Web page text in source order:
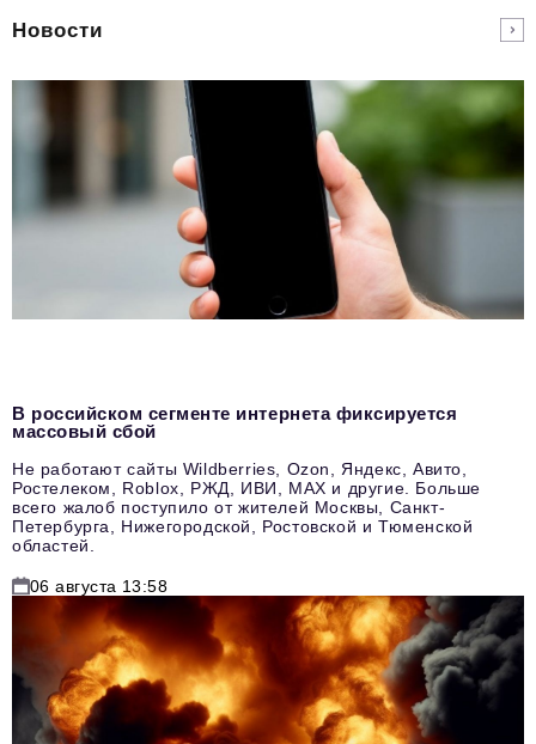
Новости
В российском сегменте интернета фиксируется
массовый сбой
Не работают сайты Wildberries, Ozon, Яндекс, Авито,
Ростелеком, Roblox, РЖД, ИВИ, MAX и другие. Больше
всего жалоб поступило от жителей Москвы, Санкт-
Петербурга, Нижегородской, Ростовской и Тюменской
областей.
06 августа 13:58